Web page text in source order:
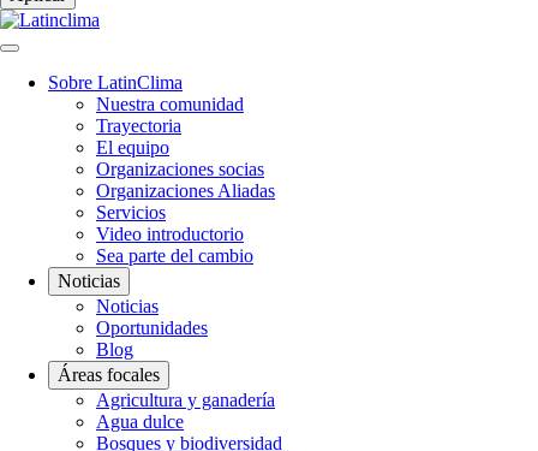
Navegación
Sobre LatinClima
Nuestra comunidad
Trayectoria
El equipo
Organizaciones socias
Organizaciones Aliadas
Servicios
Video introductorio
Sea parte del cambio
Noticias
Noticias
Oportunidades
Blog
Áreas focales
Agricultura y ganadería
Agua dulce
Bosques y biodiversidad